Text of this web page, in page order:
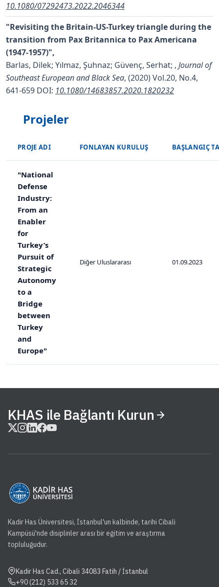
10.1080/07292473.2022.2046344
"Revisiting the Britain-US-Turkey triangle during the
transition from Pax Britannica to Pax Americana
(1947-1957)",
Barlas, Dilek; Yılmaz, Şuhnaz; Güvenç, Serhat; , Journal of
Southeast European and Black Sea, (2020) Vol.20, No.4,
641-659 DOI: 10.1080/14683857.2020.1820232
Projeler
PROJE ADI FONLAYAN KURULUŞ BAŞLANGIÇ
"National
Defense
Industry:
From an
Enabler
for
Turkey’s
Pursuit of
Strategic
Autonomy
to a
Bridge
between
Turkey
and
Europe"
Diğer Uluslararası 01.09.2023
KHAS ile Bağlantı Kurun
Kadir Has Üniversitesi, İstanbul'un kalbinde, tarihi Cibali
Kampüsü'nde disiplinler arası bir eğitim ve araştırma
topluluğudur.
Kadir Has Cad., Cibali 34083 Fatih / İstanbul
+90 (212) 533 65 32